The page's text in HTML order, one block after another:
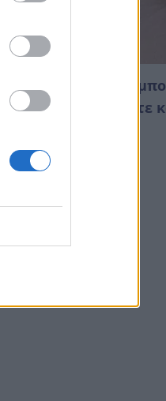
Αυτό το εξόγκωμα
από κάτι που κάνετε